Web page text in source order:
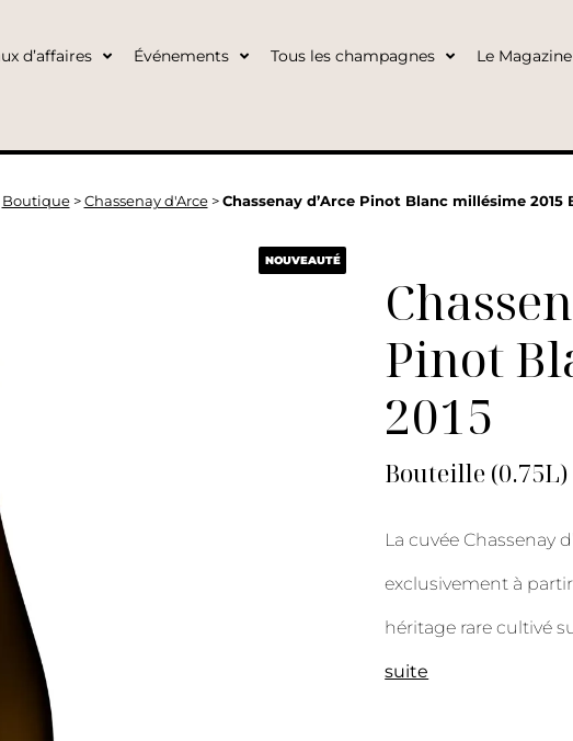
d’affaires Événements Tous les champagnes Le Magazine
Boutique> Chassenay d'Arce> Chassenay d’Arce Pinot Blanc millésime 2015
NOUVEAUTÉ
Pinot
2015
Bouteille
La cuvée Chassenay
exclusivement à
héritage rare cultivé
suite